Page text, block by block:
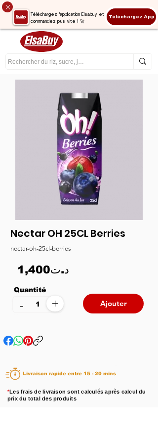
Téléchargez l'application Elsabuy et
commandez plus vite ! 🚀
Téléchargez App
Nectar OH 25CL Berries
nectar-oh-25cl-berries
1,400د.ت
Quantité
+
- Ajouter
Livraison rapide entre 15 - 20 mins
*Les frais de livraison sont calculés après calcul du
prix du total des produits